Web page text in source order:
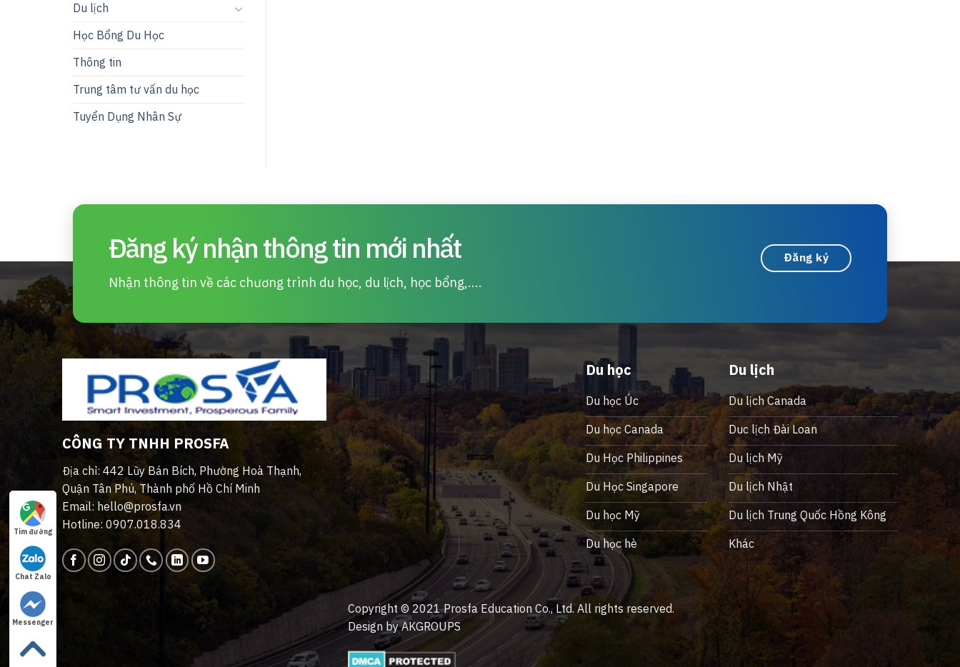
Du lịch
Học Bổng Du Học
Thông tin
Trung tâm tư vấn du học
Tuyển Dụng Nhân Sự
Đăng ký nhận thông tin mới nhất
Nhận thông tin về các chương trình du học, du lịch, học bổng,....
Đăng ký
CÔNG TY TNHH PROSFA
Địa chỉ: 442 Lũy Bán Bích, Phường Hoà Thạnh,
Quận Tân Phú, Thành phố Hồ Chí Minh
Email: hello@prosfa.vn
Hotline: 0907.018.834
Du học
Du học Úc
Du học Canada
Du Học Philippines
Du Học Singapore
Du học Mỹ
Du học hè
Du lịch
Du lịch Canada
Duc lịch Đài Loan
Du lịch Mỹ
Du lịch Nhật
Du lịch Trung Quốc Hồng Kông
Khác
Copyright © 2021 Prosfa Education Co., Ltd. All rights reserved.
Design by AKGROUPS
Tìm đường
Chat Zalo
Messenger